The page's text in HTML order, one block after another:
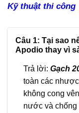
Kỹ thuật thi công
Câu 1: Tại sao
Apodio thay vì
Trả lời: Gạch
toàn các
không cong
nước và chống